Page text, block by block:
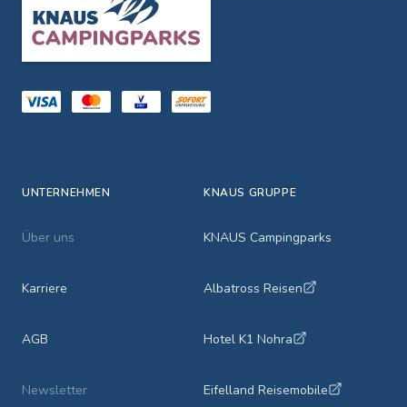
UNTERNEHMEN
Über uns
Karriere
AGB
Newsletter
KNAUS GRUPPE
KNAUS Campingparks
Albatross Reisen
Hotel K1 Nohra
Eifelland Reisemobile